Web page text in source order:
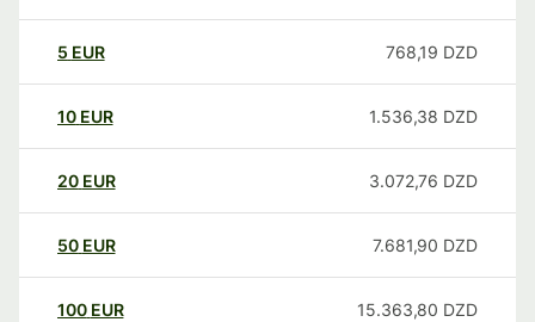
5 EUR 768,19 DZD
10 EUR 1.536,38 DZD
20 EUR 3.072,76 DZD
50 EUR 7.681,90 DZD
100 EUR 15.363,80 DZD